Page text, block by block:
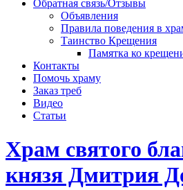
Обратная связь/Отзывы
Объявления
Правила поведения в
Таинство Крещения
Памятка ко
Контакты
Помочь храму
Заказ треб
Видео
Статьи
Храм святого
князя Дмитрия